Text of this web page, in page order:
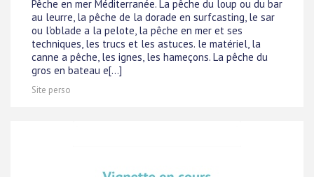
Pêche en mer Méditerranée. La pêche du loup ou du bar
au leurre, la pêche de la dorade en surfcasting, le sar
ou l'oblade a la pelote, la pêche en mer et ses
techniques, les trucs et les astuces. le matériel, la
canne a pêche, les ignes, les hameçons. La pêche du
gros en bateau e[...]
Site perso